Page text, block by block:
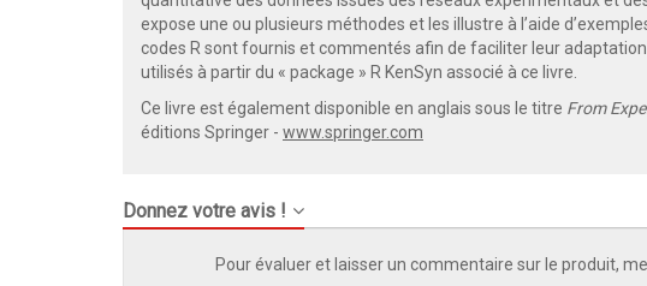
expose une ou plusieurs méthodes et les illustre à l’aide
codes R sont fournis et commentés afin de faciliter leur
utilisés à partir du « package » R KenSyn associé à ce livre.
Ce livre est également disponible en anglais sous le titre From
éditions Springer - www.springer.com
Donnez votre avis !
Pour évaluer et laisser un commentaire sur le produit,